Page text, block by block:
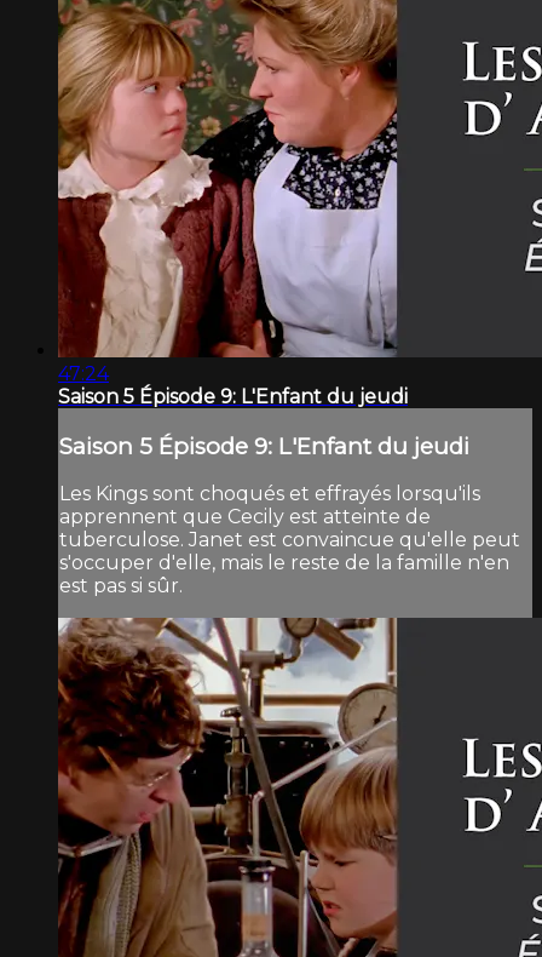
47:24
Saison 5 Épisode 9: L'Enfant du jeudi
Saison 5 Épisode 9: L'Enfant du jeudi
Les Kings sont choqués et effrayés lorsqu'ils
apprennent que Cecily est atteinte de
tuberculose. Janet est convaincue qu'elle peut
s'occuper d'elle, mais le reste de la famille n'en
est pas si sûr.